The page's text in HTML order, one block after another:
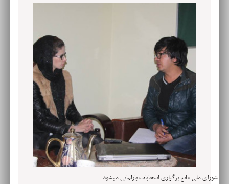
شورای ملی مانع برگزاری انتخابات پارلمانی میشود